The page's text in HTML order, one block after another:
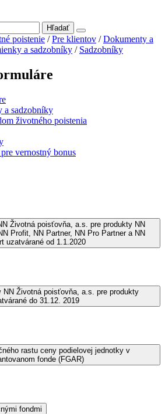
Hľadať
poistenie / Pre klientov / Dokumenty a
a sadzobníky / Sadzobníky
a sadzobníky
životného poistenia
vernostný bonus
Životná poisťovňa, a.s. pre produkty NN
Profit, NN Partner, NN Pro Partner a NN
uzatvárané od 1.1.2020
NN Životná poisťovňa, a.s. pre produkty
do 31.12. 2019
rastu ceny podielovej jednotky v
fonde (FGAR)
fondmi